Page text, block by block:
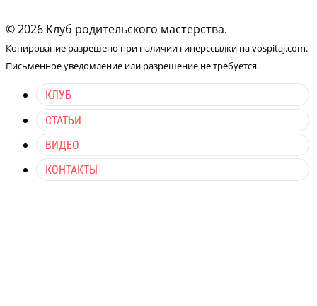
© 2026 Клуб родительского мастерства.
Копирование разрешено при наличии гиперссылки на vospitaj.com.
Письменное уведомление или разрешение не требуется.
КЛУБ
СТАТЬИ
ВИДЕО
КОНТАКТЫ